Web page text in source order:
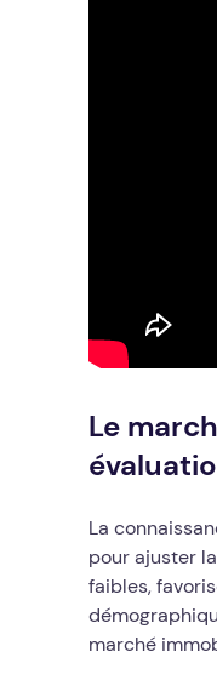
Le
La
pour ajuster
faibles,
marché